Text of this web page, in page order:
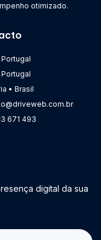
otimizado.
• Brasil
671 493
digital da sua